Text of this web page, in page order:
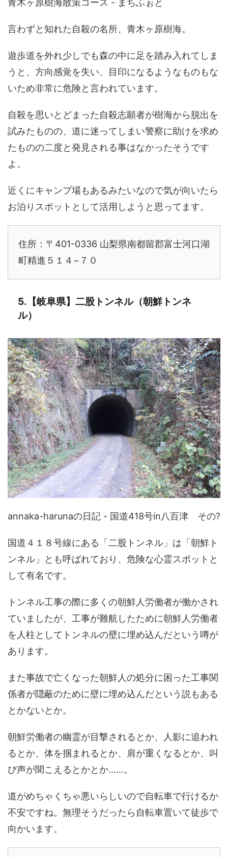
青木ヶ原樹海散策コース - まちふぉと
言わずと知れた自殺の名所、青木ヶ原樹海。
遊歩道を外れ少しでも森の中に足を踏み入れてしま
うと、方向感覚を失い、目印になるようなものもな
いため非常に危険と言われています。
自殺を思いとどまった自殺志願者が樹海から脱出を
試みたものの、道に迷ってしまい警察に助けを求め
たものの二度と発見される事はなかったそうです
よ。
近くにキャンプ場もあるみたいなので気が向いたら
お泊りスポットとして活用しようと思ってます。
住所：〒401-0336 山梨県南都留郡富士河口湖
町精進５１４−７０
5.【岐阜県】二股トンネル（朝鮮トンネ
ル）
annaka-harunaの日記 - 国道418号in八百津 その?
国道４１８号線にある「二股トンネル」は「朝鮮ト
ンネル」とも呼ばれており、危険な心霊スポットと
して有名です。
トンネル工事の際に多くの朝鮮人労働者が働かされ
ていましたが、工事が難航したために朝鮮人労働者
を人柱としてトンネルの壁に埋め込んだという噂が
あります。
また事故で亡くなった朝鮮人の処分に困った工事関
係者が隠蔽のために壁に埋め込んだという説もある
とかないとか。
朝鮮労働者の幽霊が目撃されるとか、人影に追われ
るとか、体を掴まれるとか、肩が重くなるとか、叫
び声が聞こえるとかとか……。
道がめちゃくちゃ悪いらしいので自転車で行けるか
不安ですね。無理そうだったら自転車置いて徒歩で
向かいます。